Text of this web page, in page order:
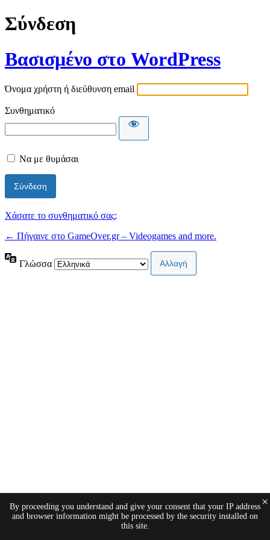
Σύνδεση
Βασισμένο στο WordPress
Όνομα χρήστη ή διεύθυνση email
Συνθηματικό
Να με θυμάσαι
Χάσατε το συνθηματικό σας;
← Πήγαινε στο GameOver.gr – Videogames and more.
Γλώσσα
By proceeding you understand and give your consent that your IP address
and browser information might be processed by the security installed on
this site.
×